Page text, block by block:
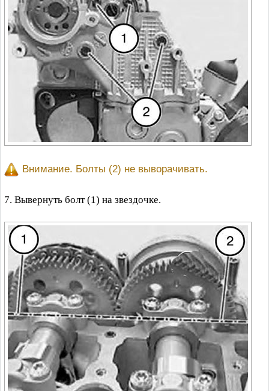
Внимание. Болты (2) не выворачивать.
7. Вывернуть болт (1) на звездочке.